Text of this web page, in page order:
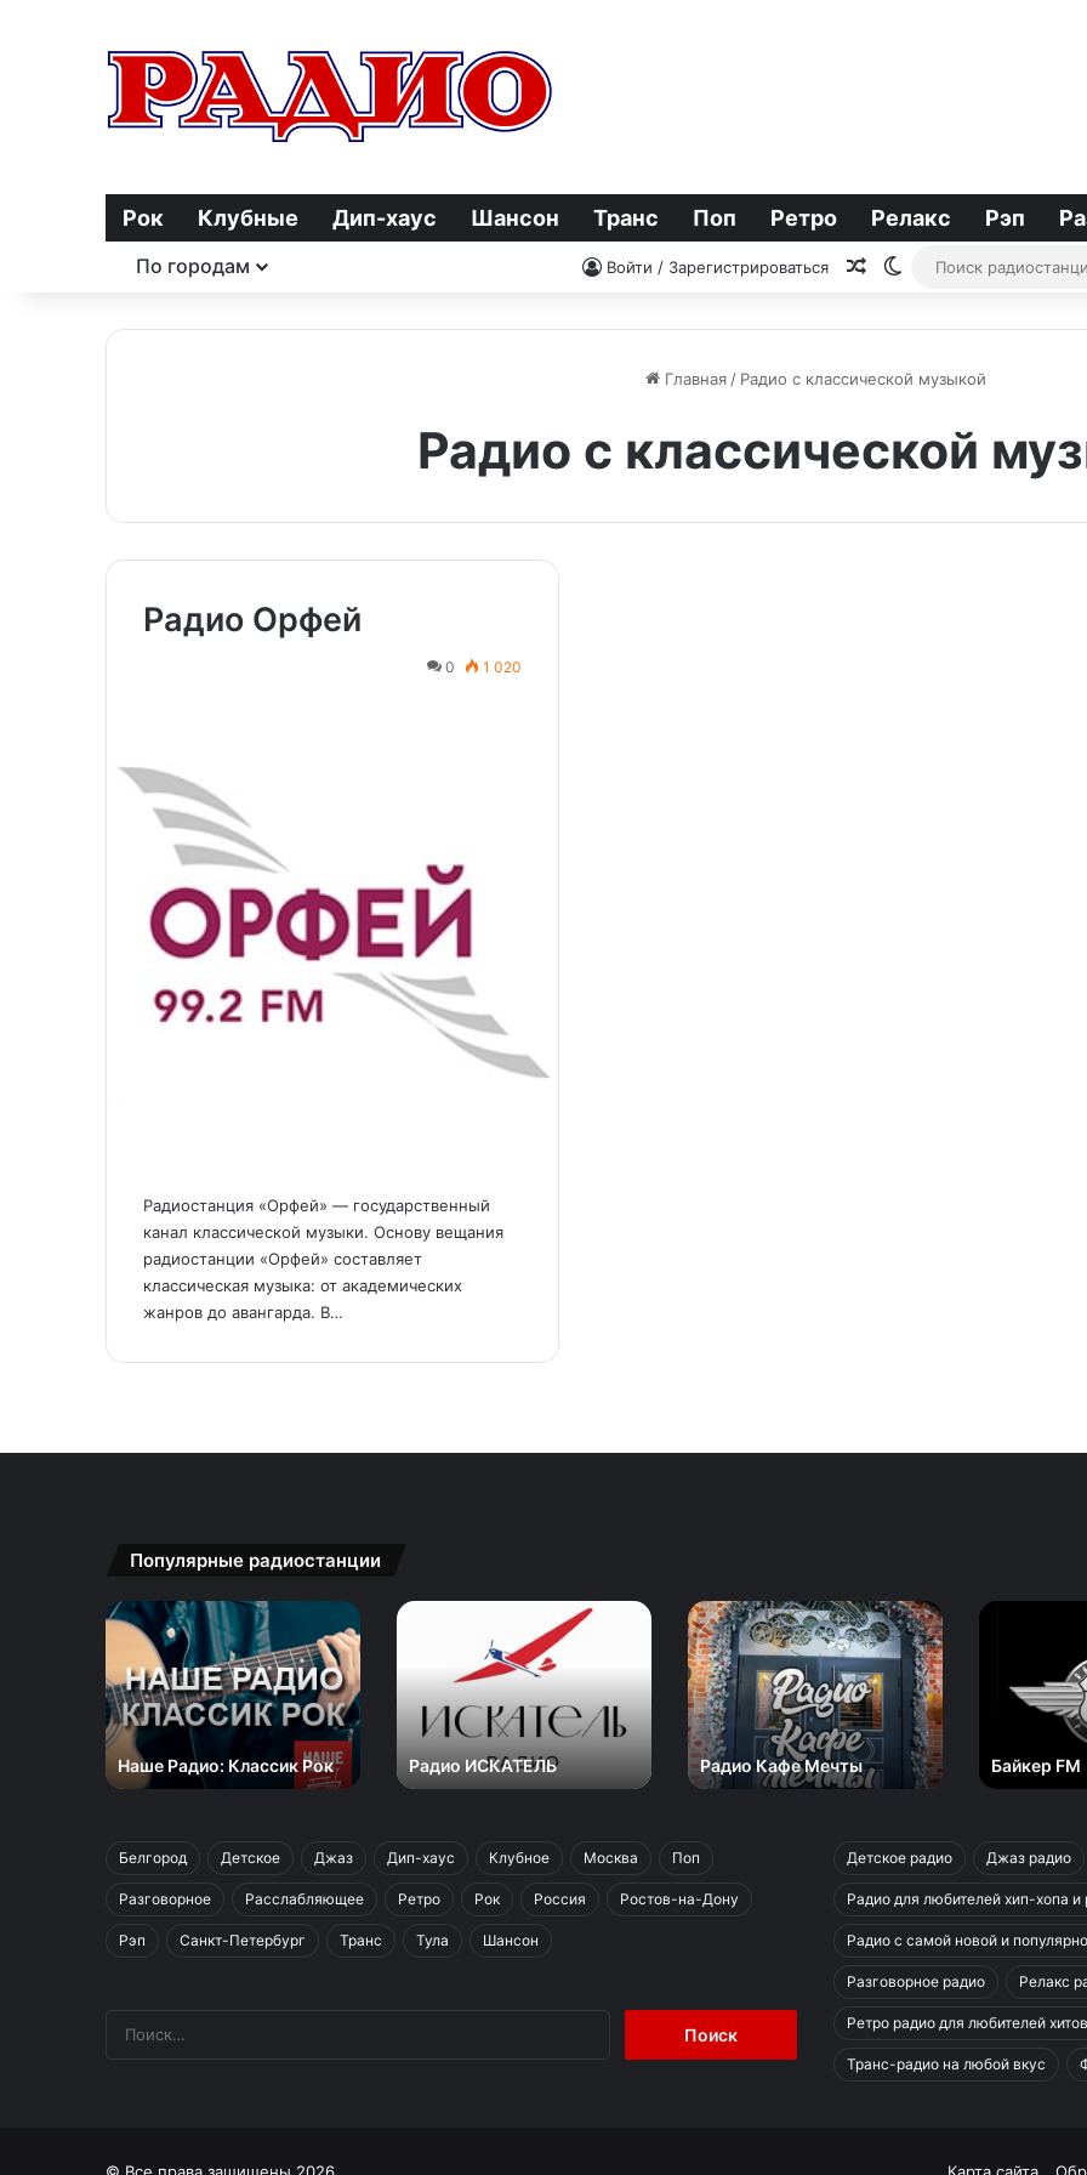
Рок Клубные Дип-хаус Шансон Транс Поп Ретро Релакс Рэп
По городам Войти / Зарегистрироваться Случайное радио
Switch skin
Главная / Радио с классической музыкой
Радио с классической
Радио Орфей
0 1 020
Радиостанция «Орфей» — государственный
канал классической музыки. Основу вещания
радиостанции «Орфей» составляет
классическая музыка: от академических
жанров до авангарда. В…
Популярные радиостанции
Наше
Радио:
Классик
Рок
Наше Радио: Классик Рок
Радио
Радио ИСКАТЕЛЬ
Радио
Кафе
Мечты
Радио Кафе Мечты
Байкер
Байкер FM
Белгород Детское Джаз Дип-хаус Клубное Москва Поп
Разговорное Расслабляющее Ретро Рок Россия Ростов-на-Дону
Рэп Санкт-Петербург Транс Тула Шансон
Детское радио Джаз радио
Радио для любителей хип-хопа и
Радио с самой новой и
Разговорное радио Релакс
Ретро радио для любителей
Транс-радио на любой вкус
© Все права защищены 2026 Карта сайта